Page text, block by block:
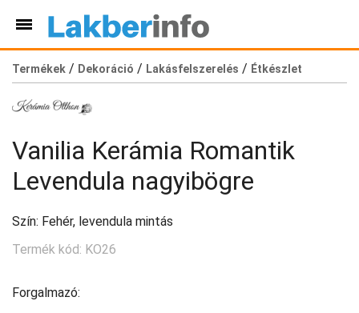
Termékek / Dekoráció / Lakásfelszerelés / Étkészlet
Vanilia Kerámia Romantik
Levendula nagyibögre
Szín: Fehér, levendula mintás
Termék kód: KO26
Forgalmazó: